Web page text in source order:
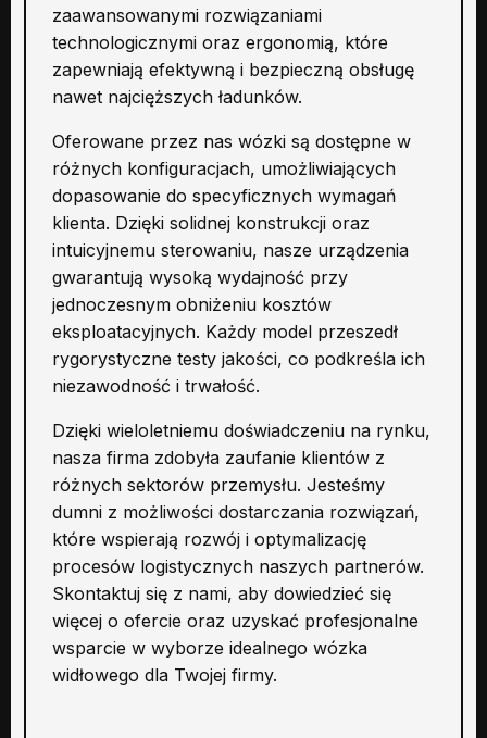
zaawansowanymi rozwiązaniami
technologicznymi oraz ergonomią, które
zapewniają efektywną i bezpieczną obsługę
nawet najcięższych ładunków.
Oferowane przez nas wózki są dostępne w
różnych konfiguracjach, umożliwiających
dopasowanie do specyficznych wymagań
klienta. Dzięki solidnej konstrukcji oraz
intuicyjnemu sterowaniu, nasze urządzenia
gwarantują wysoką wydajność przy
jednoczesnym obniżeniu kosztów
eksploatacyjnych. Każdy model przeszedł
rygorystyczne testy jakości, co podkreśla ich
niezawodność i trwałość.
Dzięki wieloletniemu doświadczeniu na rynku,
nasza firma zdobyła zaufanie klientów z
różnych sektorów przemysłu. Jesteśmy
dumni z możliwości dostarczania rozwiązań,
które wspierają rozwój i optymalizację
procesów logistycznych naszych partnerów.
Skontaktuj się z nami, aby dowiedzieć się
więcej o ofercie oraz uzyskać profesjonalne
wsparcie w wyborze idealnego wózka
widłowego dla Twojej firmy.